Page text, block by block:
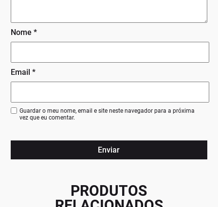
Nome*
Email*
Guardar o meu nome, email e site neste navegador para a próxima
vez que eu comentar.
PRODUTOS